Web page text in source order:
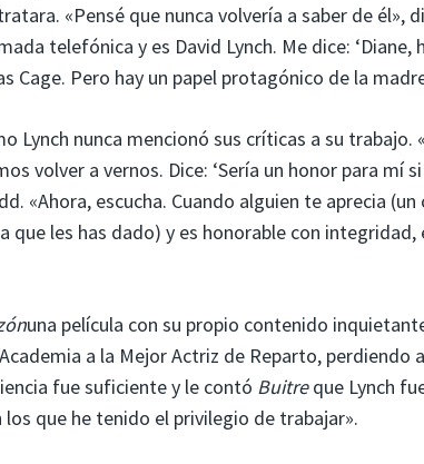
«Pensé que nunca volvería a saber de él»,
telefónica y es David Lynch. Me dice: ‘Diane,
Cage. Pero hay un papel protagónico de la
Lynch nunca mencionó sus críticas a su trabajo.
volver a vernos. Dice: ‘Sería un honor para mí si
«Ahora, escucha. Cuando alguien te aprecia (un
que les has dado) y es honorable con integridad,
una película con su propio contenido
a la Mejor Actriz de Reparto, perdiendo
fue suficiente y le contó Buitreque Lynch
que he tenido el privilegio de trabajar».